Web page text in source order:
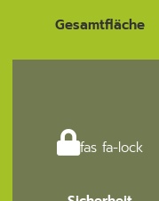
Gesamtfläche
fas fa-lock